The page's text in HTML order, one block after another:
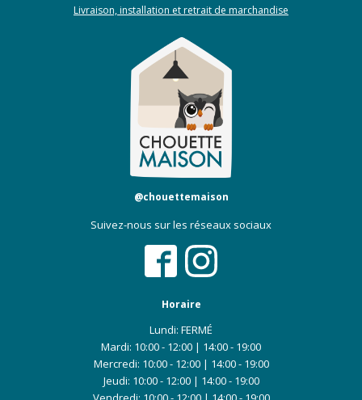
Livraison, installation et retrait de marchandise
@chouettemaison
Suivez-nous sur les réseaux sociaux
Horaire
Lundi: FERMÉ
Mardi: 10:00 - 12:00 | 14:00 - 19:00
Mercredi: 10:00 - 12:00 | 14:00 - 19:00
Jeudi: 10:00 - 12:00 | 14:00 - 19:00